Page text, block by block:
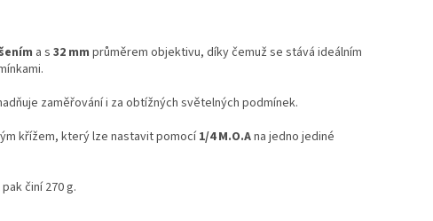
a s 32 mm průměrem objektivu, díky čemuž se stává ideálním
zaměřování i za obtížných světelných podmínek.
křížem, který lze nastavit pomocí 1/4 M.O.Ana jedno jediné
činí 270 g.